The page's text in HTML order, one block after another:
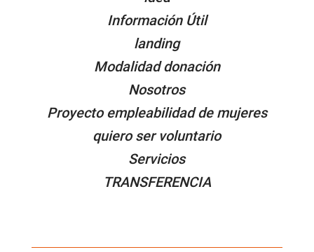
Información Útil
landing
Modalidad donación
Nosotros
Proyecto empleabilidad de mujeres
quiero ser voluntario
Servicios
TRANSFERENCIA